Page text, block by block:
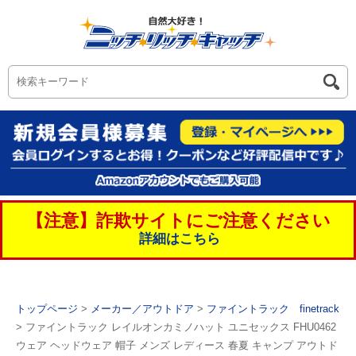
【注意】詐欺サイトにご注意ください
詳細はこちら
トップページ > メーカー／アウトドア > ファイントラック finetrack
> ファイントラック レイルオンカミノハット ユニセックス FHU0462
ウェア ヘッドウェア 帽子 メンズ レディース 春夏 キャンプ アウトド